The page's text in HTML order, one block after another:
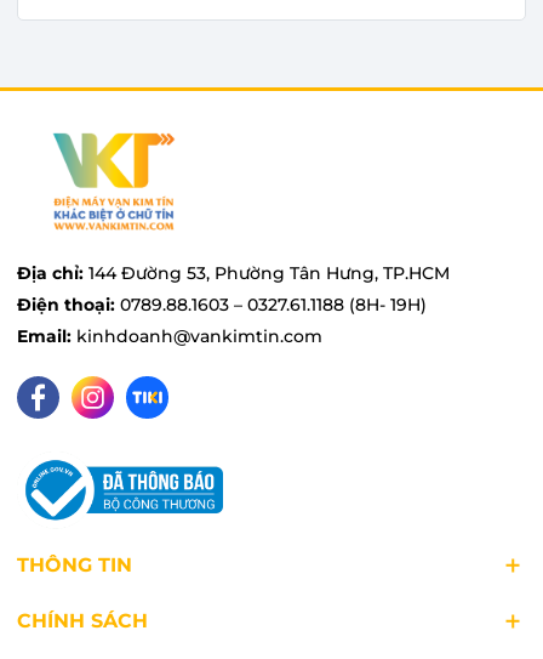
Địa chỉ: 144 Đường 53, Phường Tân Hưng, TP.HCM
Điện thoại: 0789.88.1603 – 0327.61.1188 (8H- 19H)
Email: kinhdoanh@vankimtin.com
THÔNG TIN
CHÍNH SÁCH